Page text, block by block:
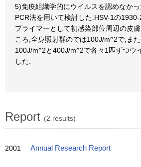
5)免疫組織学的にウイルスを認めなか
PCR法を用いて検討した.HSV-1の
プライマーとして初感染部位周辺の皮
ころ,全身照射群のでは100J/m^2で,ま
100J/m^2と400J/m^2で各々1匹ずつウ
した.
Report (2 results)
2001 Annual Research Report